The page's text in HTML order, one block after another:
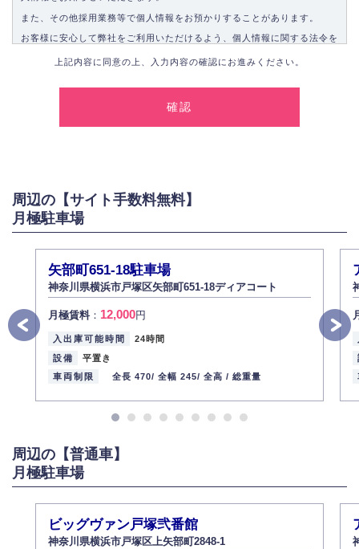
また、その他採用業務等で個人情報をお預かりすることがあります。
お客様に安心して弊社をご利用いただけるよう、個人情報に関する法令を
2.個人情報の利用
お問い合わせに対する回答、資料等の送付
採用に関する回答、情報の提供
弊社は取り扱う個人情報の外部への漏洩を防止し、その利用目的に応じて
適切かつ安全に管理します。
4.個人情報の第三者提供
法的義務など正当な理由に基づく要請があった場合を除き、お客様の個人
情報をご本人の同意なく第三者に提供いたしません。
5.個人情報の開示・訂正・削除
お客様ご本人から自己の個人情報開示の請求があった場合、すみやかに開
ん）。
また、個人情報の内容に誤りがあり、ご本人から訂正・追加・削除の請求
6.個人情報管理の社内教育
弊社社員全員が、個人情報の取り扱いについての重要性を理解し、より適
切に管理するよう社内教育を実施してまいります。
代表取締役社長 野口 幸男
上記内容に同意の上、入力内容の確認にお進みください。
周辺の【サイト手数料無料】
月極駐車場
矢部町651-18駐車場
神奈川県横浜市戸塚区矢部町651-18ディアコート
月極賃料： 12,000円
入出庫可能時間
24時間
設備
平置き
車両制限
全長 470/ 全幅 245/ 全高 / 総重量
周辺の【普通車】
月極駐車場
ビッグヴァン戸塚弐番館
神奈川県横浜市戸塚区上矢部町2848-1